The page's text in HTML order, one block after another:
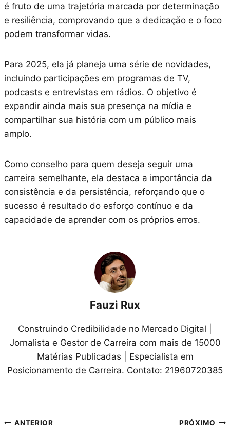
é fruto de uma trajetória marcada por determinação
e resiliência, comprovando que a dedicação e o foco
podem transformar vidas.
Para 2025, ela já planeja uma série de novidades,
incluindo participações em programas de TV,
podcasts e entrevistas em rádios. O objetivo é
expandir ainda mais sua presença na mídia e
compartilhar sua história com um público mais
amplo.
Como conselho para quem deseja seguir uma
carreira semelhante, ela destaca a importância da
consistência e da persistência, reforçando que o
sucesso é resultado do esforço contínuo e da
capacidade de aprender com os próprios erros.
Fauzi Rux
Construindo Credibilidade no Mercado Digital |
Jornalista e Gestor de Carreira com mais de 15000
Matérias Publicadas | Especialista em
Posicionamento de Carreira. Contato: 21960720385
ANTERIOR PRÓXIMO